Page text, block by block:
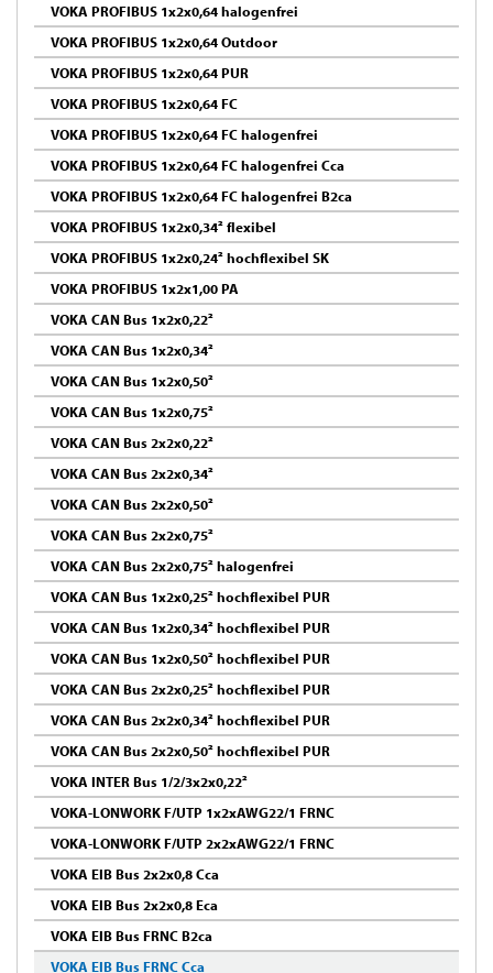
VOKA PROFIBUS 1x2x0,64 halogenfrei
VOKA PROFIBUS 1x2x0,64 Outdoor
VOKA PROFIBUS 1x2x0,64 PUR
VOKA PROFIBUS 1x2x0,64 FC
VOKA PROFIBUS 1x2x0,64 FC halogenfrei
VOKA PROFIBUS 1x2x0,64 FC halogenfrei Cca
VOKA PROFIBUS 1x2x0,64 FC halogenfrei B2ca
VOKA PROFIBUS 1x2x0,34² flexibel
VOKA PROFIBUS 1x2x0,24² hochflexibel SK
VOKA PROFIBUS 1x2x1,00 PA
VOKA CAN Bus 1x2x0,22²
VOKA CAN Bus 1x2x0,34²
VOKA CAN Bus 1x2x0,50²
VOKA CAN Bus 1x2x0,75²
VOKA CAN Bus 2x2x0,22²
VOKA CAN Bus 2x2x0,34²
VOKA CAN Bus 2x2x0,50²
VOKA CAN Bus 2x2x0,75²
VOKA CAN Bus 2x2x0,75² halogenfrei
VOKA CAN Bus 1x2x0,25² hochflexibel PUR
VOKA CAN Bus 1x2x0,34² hochflexibel PUR
VOKA CAN Bus 1x2x0,50² hochflexibel PUR
VOKA CAN Bus 2x2x0,25² hochflexibel PUR
VOKA CAN Bus 2x2x0,34² hochflexibel PUR
VOKA CAN Bus 2x2x0,50² hochflexibel PUR
VOKA INTER Bus 1/2/3x2x0,22²
VOKA-LONWORK F/UTP 1x2xAWG22/1 FRNC
VOKA-LONWORK F/UTP 2x2xAWG22/1 FRNC
VOKA EIB Bus 2x2x0,8 Cca
VOKA EIB Bus 2x2x0,8 Eca
VOKA EIB Bus FRNC B2ca
VOKA EIB Bus FRNC Cca